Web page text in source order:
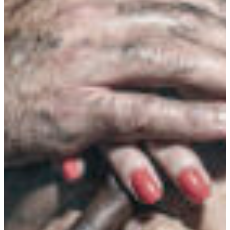
Africa
North America
South America
Austria
Belgium
Bosnia and Herzegovina
Pon - Pet
Sub
Nedjelje i državni praznici su